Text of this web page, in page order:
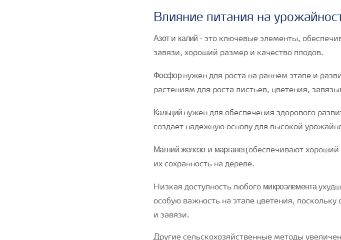
Влияние питания на
Азоти калий - это ключевые элементы,
завязи, хороший размер и качество плодов.
Фосфорнужен для роста на раннем этапе и
растениям для роста листьев, цветения,
Кальций нужен для обеспечения здорового
создает надежную основу для высокой
Магний железои марганецобеспечивают хороший
их сохранность на дереве.
Низкая доступность любого микроэлемента
особую важность на этапе цветения,
и завязи.
Другие сельскохозяйственные методы